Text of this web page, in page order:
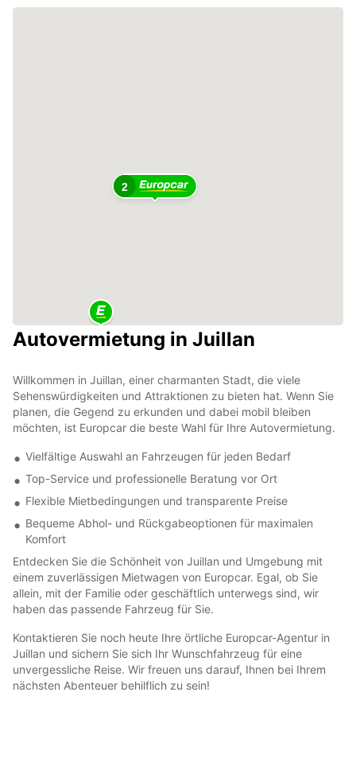
2
Autovermietung in Juillan
Willkommen in Juillan, einer charmanten Stadt, die viele
Sehenswürdigkeiten und Attraktionen zu bieten hat. Wenn Sie
planen, die Gegend zu erkunden und dabei mobil bleiben
möchten, ist Europcar die beste Wahl für Ihre Autovermietung.
Vielfältige Auswahl an Fahrzeugen für jeden Bedarf
Top-Service und professionelle Beratung vor Ort
Flexible Mietbedingungen und transparente Preise
Bequeme Abhol- und Rückgabeoptionen für maximalen
Komfort
Entdecken Sie die Schönheit von Juillan und Umgebung mit
einem zuverlässigen Mietwagen von Europcar. Egal, ob Sie
allein, mit der Familie oder geschäftlich unterwegs sind, wir
haben das passende Fahrzeug für Sie.
Kontaktieren Sie noch heute Ihre örtliche Europcar-Agentur in
Juillan und sichern Sie sich Ihr Wunschfahrzeug für eine
unvergessliche Reise. Wir freuen uns darauf, Ihnen bei Ihrem
nächsten Abenteuer behilflich zu sein!